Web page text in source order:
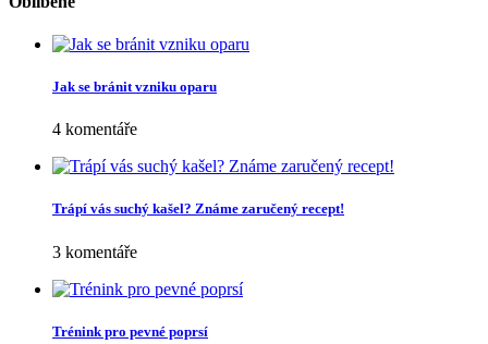
Jak se bránit vzniku oparu
4 komentáře
Trápí vás suchý kašel? Známe zaručený recept!
3 komentáře
Trénink pro pevné poprsí